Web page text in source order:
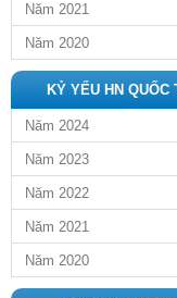
Năm 2021
Năm 2020
KỶ YẾU HN QUỐC
Năm 2024
Năm 2023
Năm 2022
Năm 2021
Năm 2020